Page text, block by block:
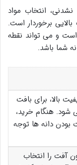
انتخاب مواد
برخوردار است.
نفر تنظیم شده است و می تواند نقطه
شما باشد.
بالا، برای بافت
شود. هنگام خرید،
دانه ها توجه
آفت را انتخاب